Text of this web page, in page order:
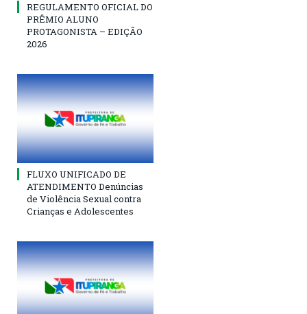
REGULAMENTO OFICIAL DO
PRÊMIO ALUNO
PROTAGONISTA – EDIÇÃO
2026
FLUXO UNIFICADO DE
ATENDIMENTO Denúncias
de Violência Sexual contra
Crianças e Adolescentes